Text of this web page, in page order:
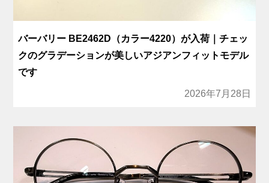
バーバリー BE2462D（カラー4220）が入荷｜チェッ
クのグラデーションが美しいアジアンフィットモデル
です
2026年7月28日